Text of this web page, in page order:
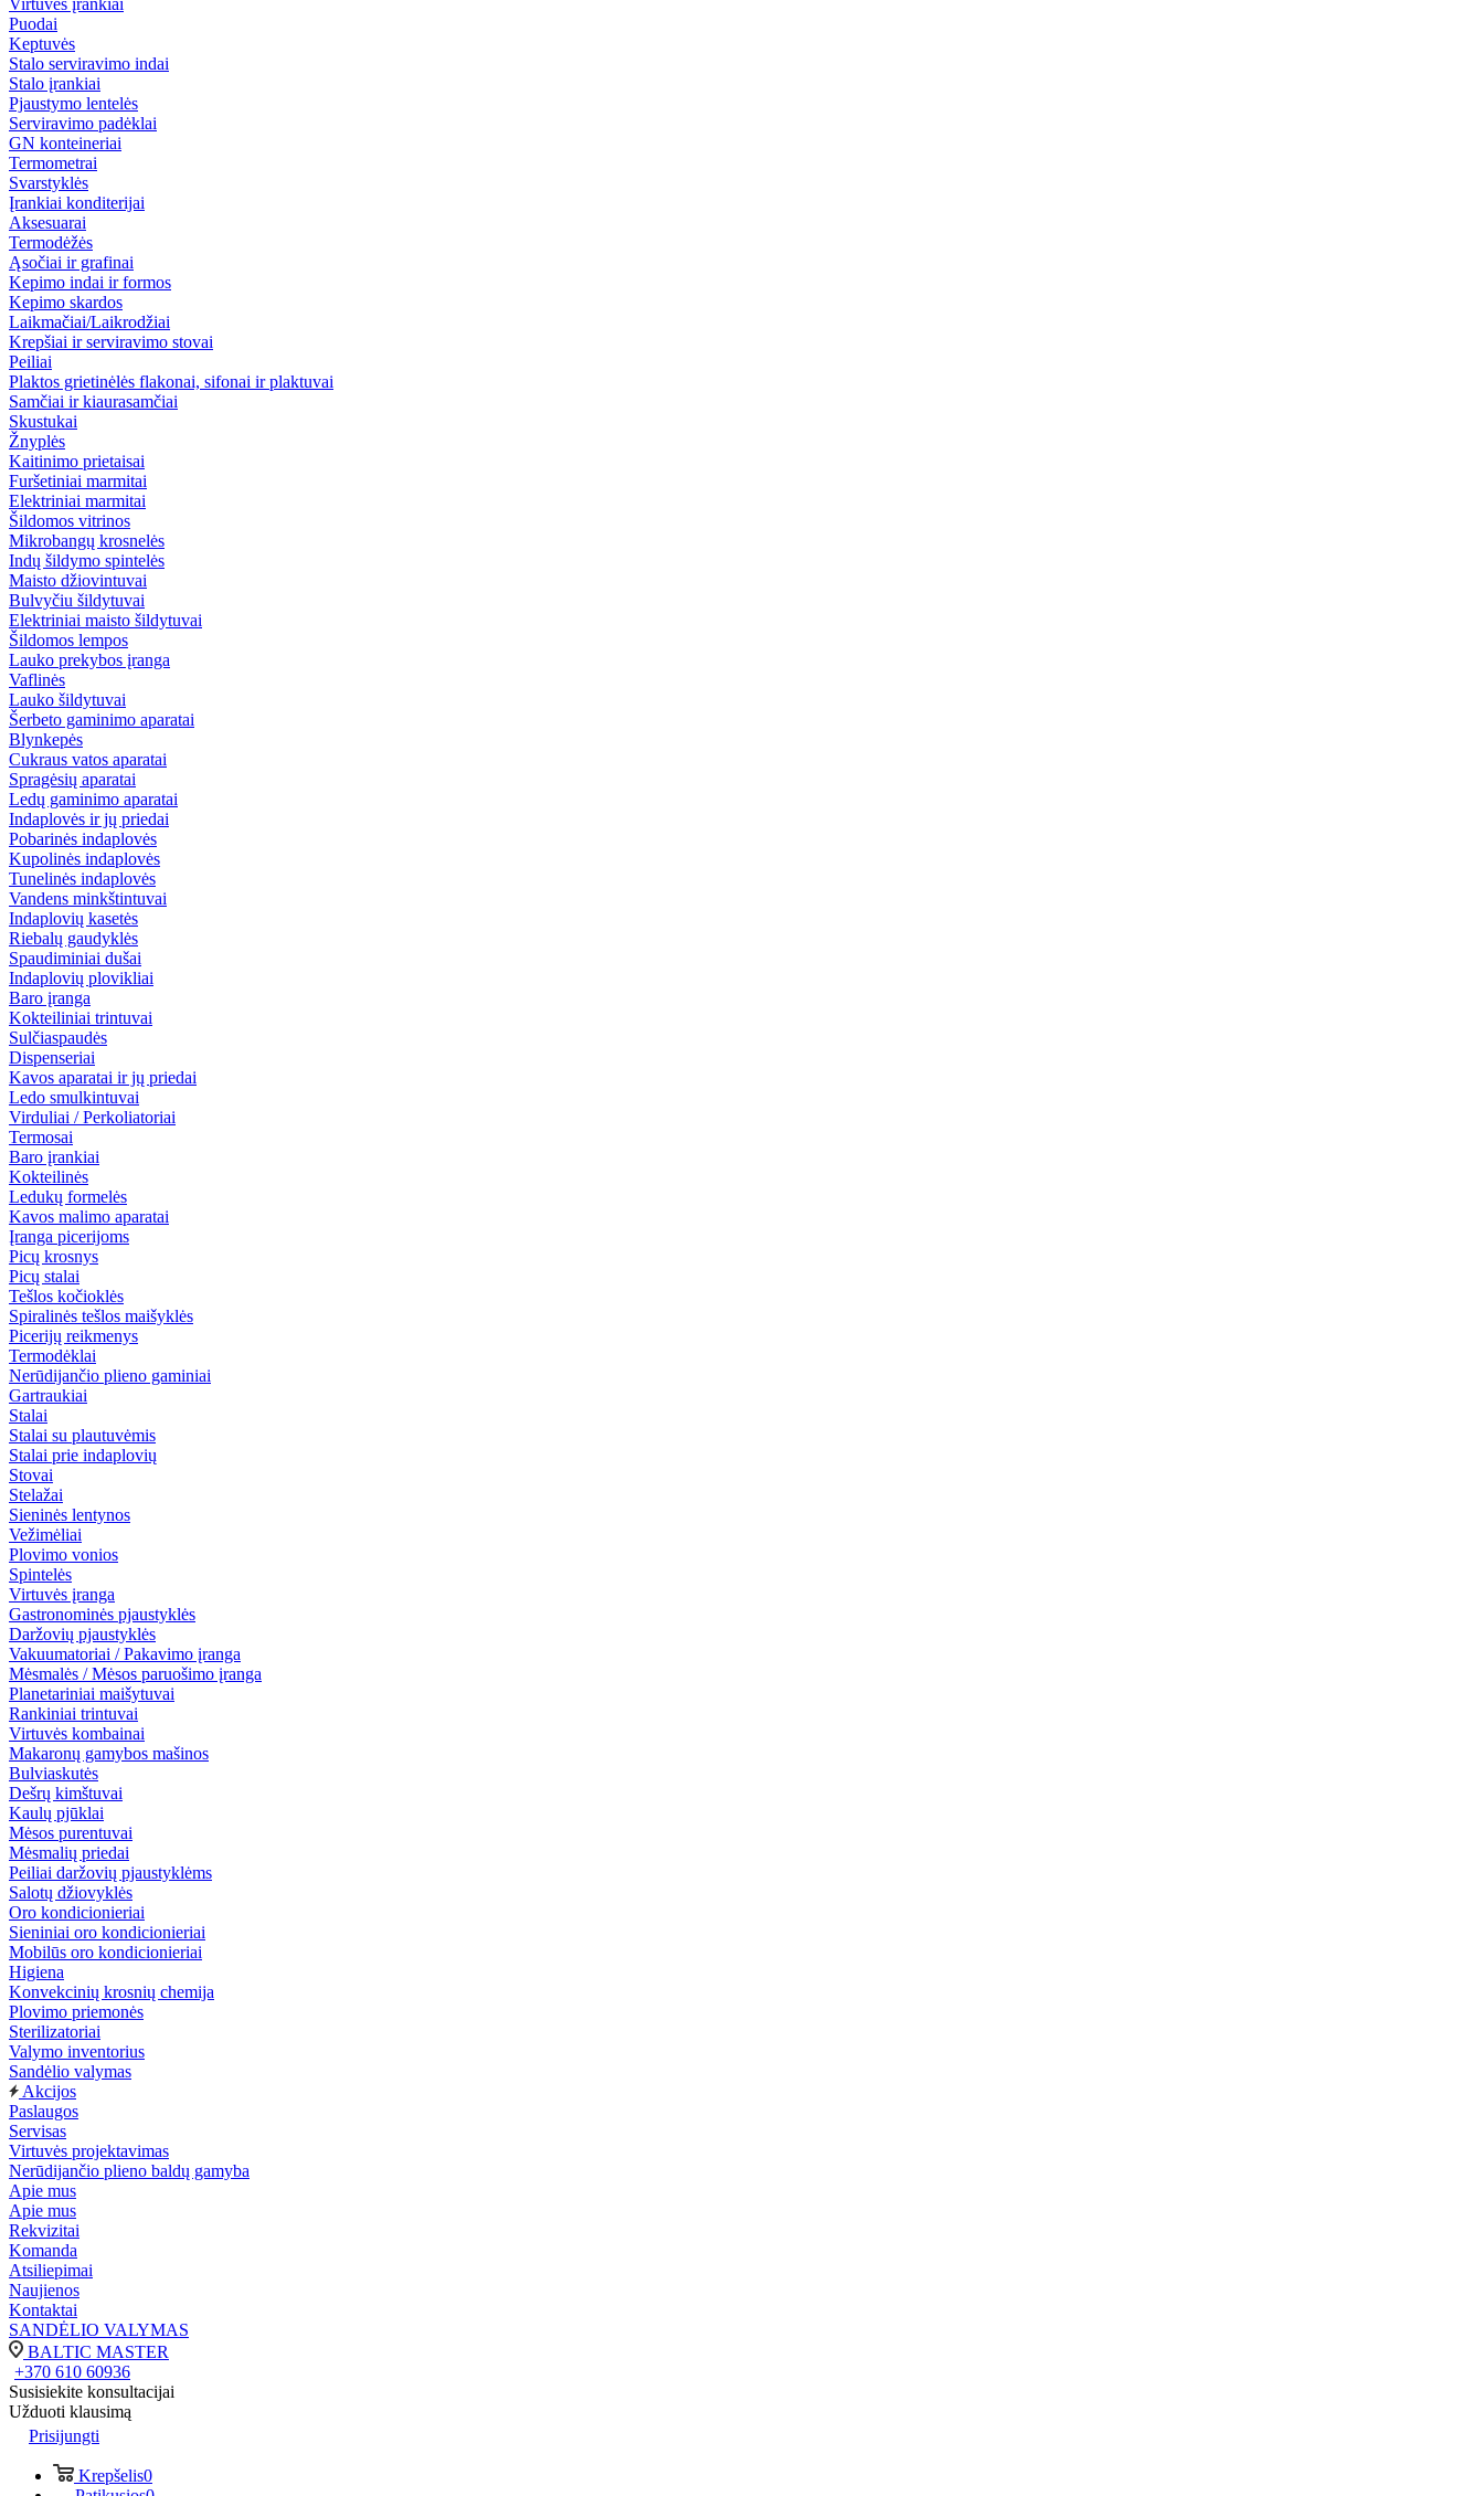
Virtuvės įrankiai
Puodai
Keptuvės
Stalo serviravimo indai
Stalo įrankiai
Pjaustymo lentelės
Serviravimo padėklai
GN konteineriai
Termometrai
Svarstyklės
Įrankiai konditerijai
Aksesuarai
Termodėžės
Ąsočiai ir grafinai
Kepimo indai ir formos
Kepimo skardos
Laikmačiai/Laikrodžiai
Krepšiai ir serviravimo stovai
Peiliai
Plaktos grietinėlės flakonai, sifonai ir plaktuvai
Samčiai ir kiaurasamčiai
Skustukai
Žnyplės
Kaitinimo prietaisai
Furšetiniai marmitai
Elektriniai marmitai
Šildomos vitrinos
Mikrobangų krosnelės
Indų šildymo spintelės
Maisto džiovintuvai
Bulvyčiu šildytuvai
Elektriniai maisto šildytuvai
Šildomos lempos
Lauko prekybos įranga
Vaflinės
Lauko šildytuvai
Šerbeto gaminimo aparatai
Blynkepės
Cukraus vatos aparatai
Spragėsių aparatai
Ledų gaminimo aparatai
Indaplovės ir jų priedai
Pobarinės indaplovės
Kupolinės indaplovės
Tunelinės indaplovės
Vandens minkštintuvai
Indaplovių kasetės
Riebalų gaudyklės
Spaudiminiai dušai
Indaplovių plovikliai
Baro įranga
Kokteiliniai trintuvai
Sulčiaspaudės
Dispenseriai
Kavos aparatai ir jų priedai
Ledo smulkintuvai
Virduliai / Perkoliatoriai
Termosai
Baro įrankiai
Kokteilinės
Ledukų formelės
Kavos malimo aparatai
Įranga picerijoms
Picų krosnys
Picų stalai
Tešlos kočioklės
Spiralinės tešlos maišyklės
Picerijų reikmenys
Termodėklai
Nerūdijančio plieno gaminiai
Gartraukiai
Stalai
Stalai su plautuvėmis
Stalai prie indaplovių
Stovai
Stelažai
Sieninės lentynos
Vežimėliai
Plovimo vonios
Spintelės
Virtuvės įranga
Gastronominės pjaustyklės
Daržovių pjaustyklės
Vakuumatoriai / Pakavimo įranga
Mėsmalės / Mėsos paruošimo įranga
Planetariniai maišytuvai
Rankiniai trintuvai
Virtuvės kombainai
Makaronų gamybos mašinos
Bulviaskutės
Dešrų kimštuvai
Kaulų pjūklai
Mėsos purentuvai
Mėsmalių priedai
Peiliai daržovių pjaustyklėms
Salotų džiovyklės
Oro kondicionieriai
Sieniniai oro kondicionieriai
Mobilūs oro kondicionieriai
Higiena
Konvekcinių krosnių chemija
Plovimo priemonės
Sterilizatoriai
Valymo inventorius
Sandėlio valymas
Akcijos
Paslaugos
Servisas
Virtuvės projektavimas
Nerūdijančio plieno baldų gamyba
Apie mus
Apie mus
Rekvizitai
Komanda
Atsiliepimai
Naujienos
Kontaktai
SANDĖLIO VALYMAS
BALTIC MASTER
+370 610 60936
Susisiekite konsultacijai
Užduoti klausimą
Prisijungti
Krepšelis0